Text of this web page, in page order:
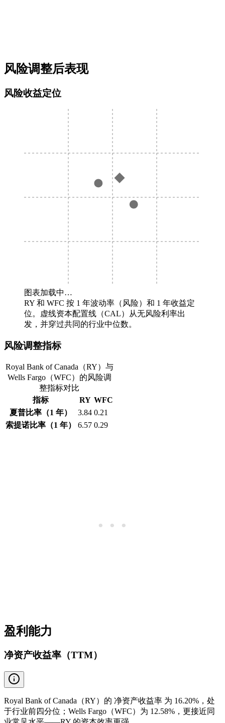
风险调整后表现
风险收益定位
图表加载中…
RY 和 WFC 按 1 年波动率（风险）和 1 年收益定
位。虚线资本配置线（CAL）从无风险利率出
发，并穿过共同的行业中位数。
风险调整指标
Royal Bank of Canada（RY）与
Wells Fargo（WFC）的风险调
整指标对比
指标
RY WFC
夏普比率（1 年）
3.84 0.21
索提诺比率（1 年）
6.57 0.29
盈利能力
净资产收益率（TTM）
Royal Bank of Canada（RY）的 净资产收益率 为 16.20%，处
于行业前四分位；Wells Fargo（WFC）为 12.58%，更接近同